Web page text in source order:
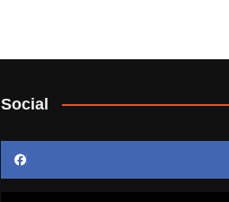
Social